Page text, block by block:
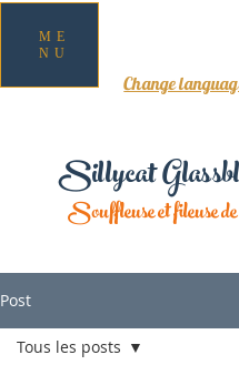
Sillycat
Souffleuse et fileuse
ME
NU
Change
Post
Tous les posts